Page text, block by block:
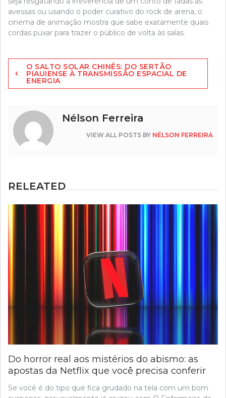
avessas ou usando o poder curativo do rock de arena, o
cinema de animação mostra que sabe exatamente quais
cordas puxar para trazer o público de volta às salas.
Navegação
de
artigos
O SALTO SOLAR CHINÊS: DO SERTÃO
PIAUIENSE À TRANSMISSÃO ESPACIAL DE
ENERGIA
Nélson Ferreira
VIEW ALL POSTS BY NÉLSON FERREIRA
RELEATED
Do horror real aos mistérios do abismo: as
apostas da Netflix que você precisa conferir
Se você é do tipo que fica grudado na tela com um bom